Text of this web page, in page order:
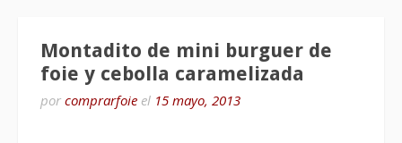
Montadito de mini burguer de
foie y cebolla caramelizada
por comprarfoie el 15 mayo, 2013